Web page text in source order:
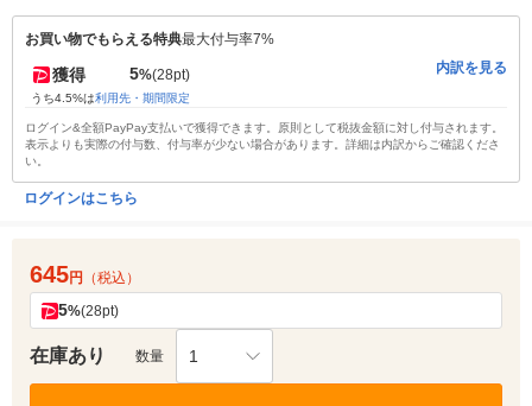
お買い物でもらえる特典最大付与率7%
獲得 5%(28pt)
うち4.5%は利用先・期間限定
内訳を見る
ログイン&全額PayPay支払いで獲得できます。原則として税抜金額に対し付与されます。
表示よりも実際の付与数、付与率が少ない場合があります。詳細は内訳からご確認くださ
い。
ログインはこちら
645円 （税込）
5%(28pt)
在庫あり 数量 1